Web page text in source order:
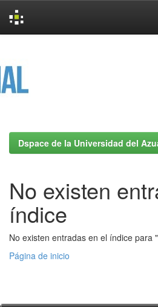
Dspace de la Universidad del
No existen
índice
No existen entradas en el índice para
Página de inicio